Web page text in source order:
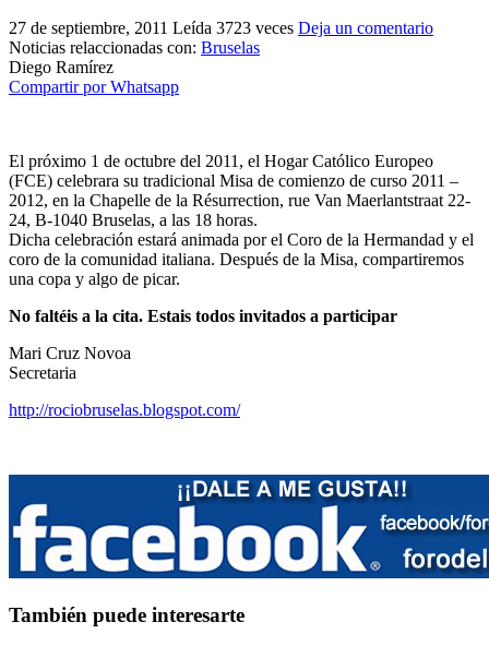
27 de septiembre, 2011 Leída 3723 veces Deja un comentario
Noticias relaccionadas con: Bruselas
Diego Ramírez
Compartir por Whatsapp
El próximo 1 de octubre del 2011, el Hogar Católico Europeo
(FCE) celebrara su tradicional Misa de comienzo de curso 2011 –
2012, en la Chapelle de la Résurrection, rue Van Maerlantstraat 22-
24, B-1040 Bruselas, a las 18 horas.
Dicha celebración estará animada por el Coro de la Hermandad y el
coro de la comunidad italiana. Después de la Misa, compartiremos
una copa y algo de picar.
No faltéis a la cita. Estais todos invitados a participar
Mari Cruz Novoa
Secretaria
http://rociobruselas.blogspot.com/
También puede interesarte
El traslado cada siete años
¿Cuales son los actos principales que se celebran en el
En el Rocío, ¿dónde me alojo?